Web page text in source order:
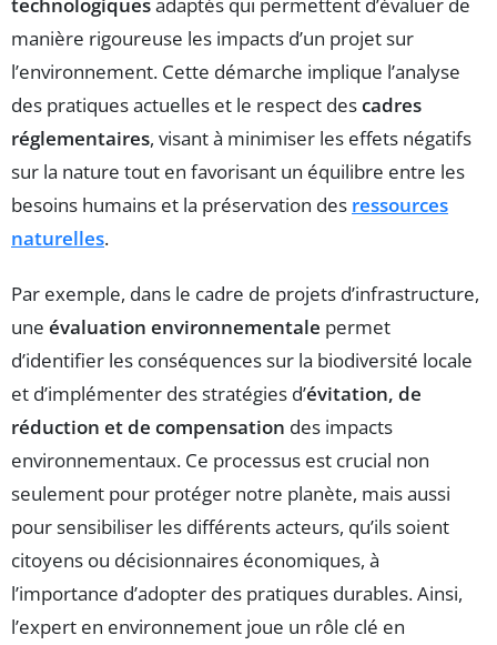
technologiquesadaptés qui permettent d’évaluer de
manière rigoureuse les impacts d’un projet sur
l’environnement. Cette démarche implique l’analyse
des pratiques actuelles et le respect descadres
réglementaires, visant à minimiser les effets négatifs
sur la nature tout en favorisant un équilibre entre les
besoins humains et la préservation des ressources
naturelles.
Par exemple, dans le cadre de projets d’infrastructure,
une évaluation environnementale permet
d’identifier les conséquences sur la biodiversité locale
et d’implémenter des stratégies d’évitation, de
réduction et de compensation des impacts
environnementaux. Ce processus est crucial non
seulement pour protéger notre planète, mais aussi
pour sensibiliser les différents acteurs, qu’ils soient
citoyens ou décisionnaires économiques, à
l’importance d’adopter des pratiques durables. Ainsi,
l’expert en environnement joue un rôle clé en